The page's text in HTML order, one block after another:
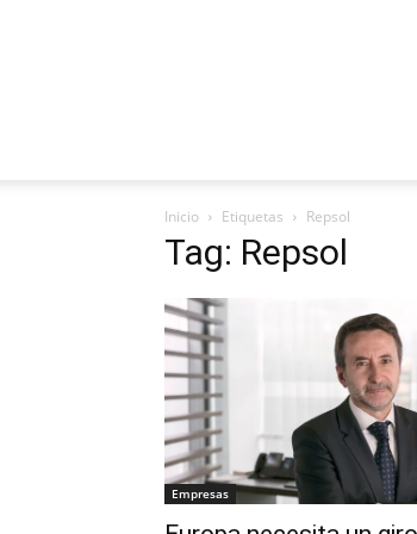
Inicio Etiquetas Repsol
Tag: Repsol
Empresas